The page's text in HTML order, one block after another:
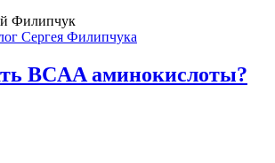
Филипчук
Сергея Филипчука
BCAA аминокислоты?